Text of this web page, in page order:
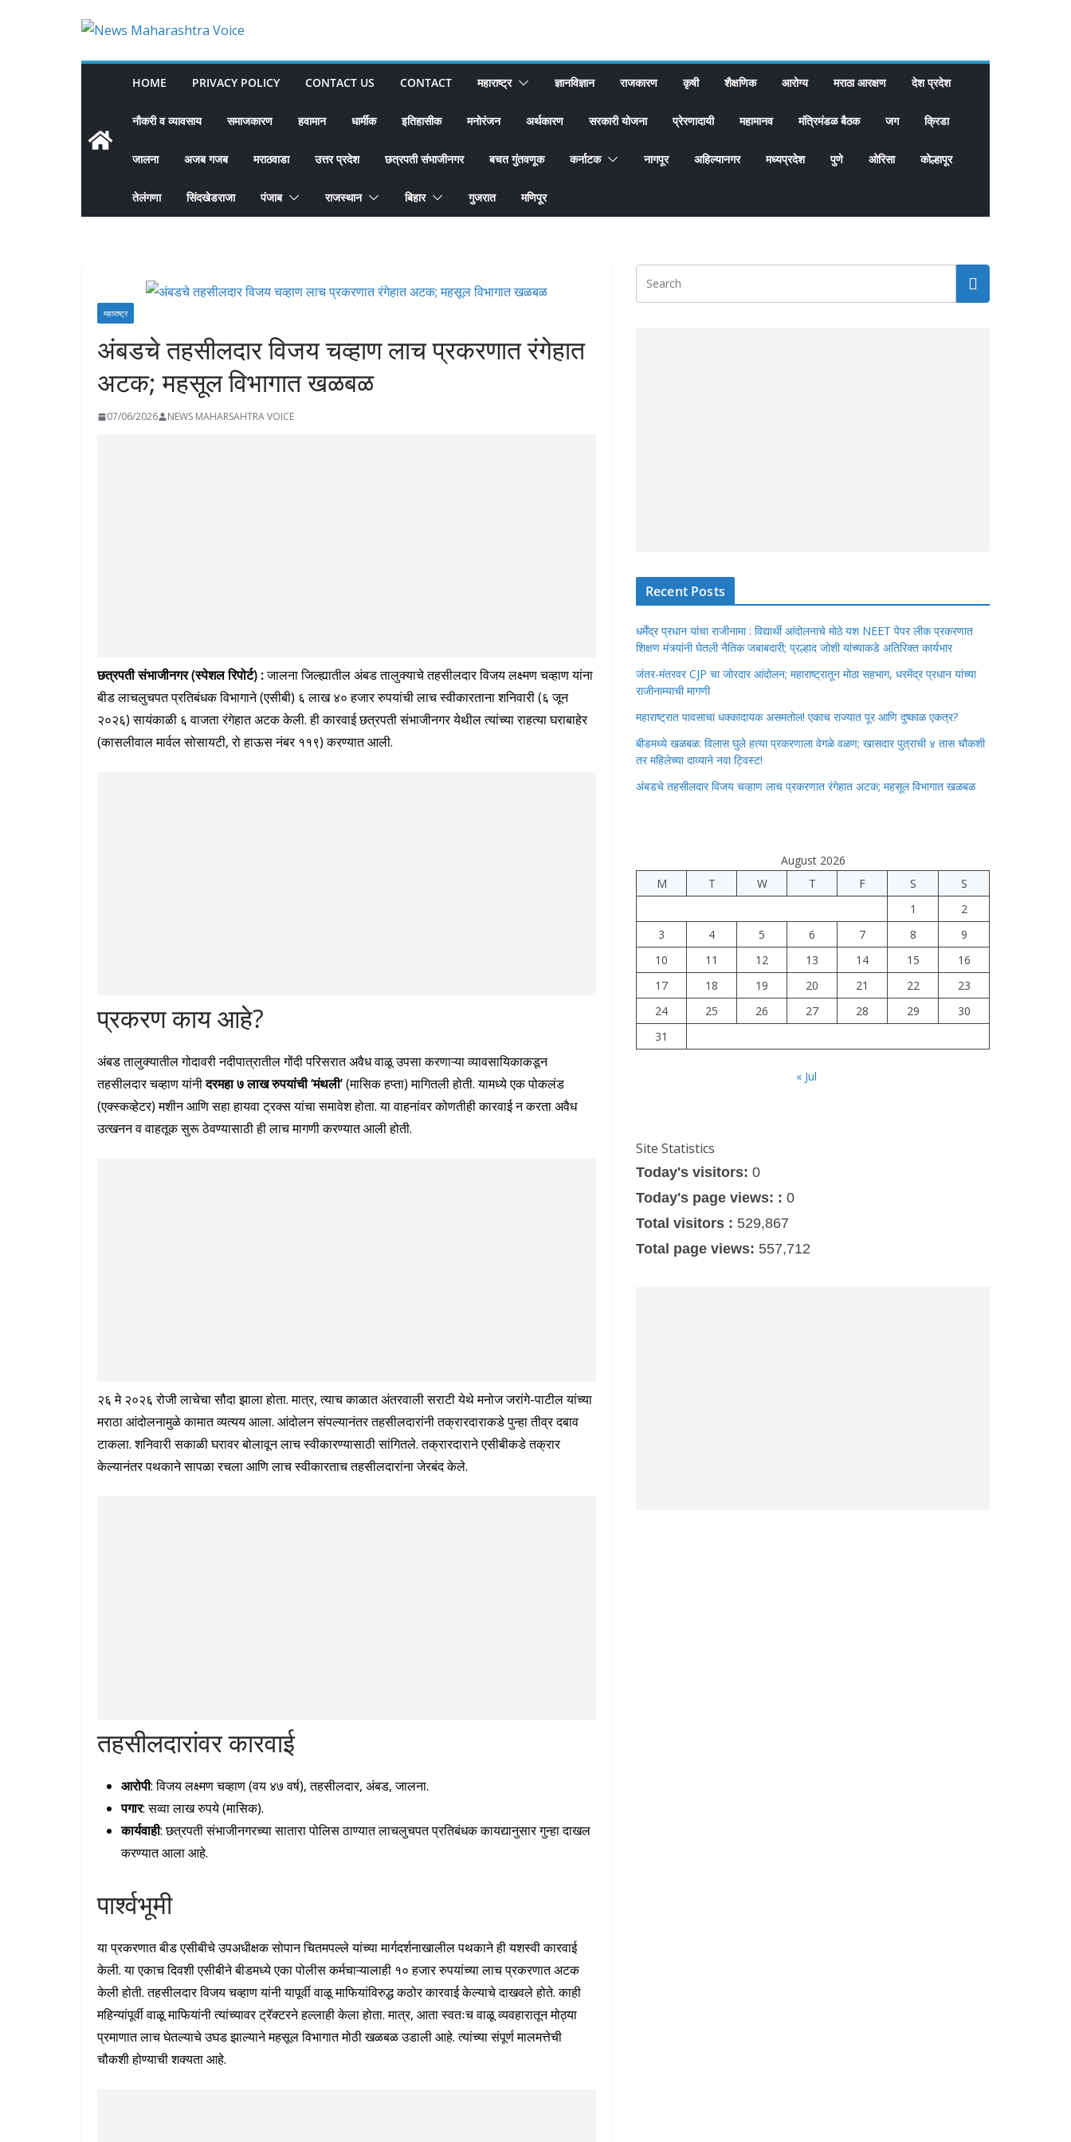
HOME PRIVACY POLICY CONTACT US CONTACT महाराष्ट्र ज्ञानविज्ञान राजकारण कृषी शैक्षणिक आरोग्य मराठा आरक्षण देश प्रदेश
नौकरी व व्यावसाय समाजकारण हवामान धार्मीक इतिहासीक मनोरंजन अर्थकारण सरकारी योजना प्रेरणादायी महामानव मंत्रिमंडळ बैठक जग क्रिडा
जालना अजब गजब मराठवाडा उत्तर प्रदेश छत्रपती संभाजीनगर बचत गुंतवणूक कर्नाटक नागपूर अहिल्यानगर मध्यप्रदेश पुणे ओरिसा कोल्हापूर
तेलंगणा सिंदखेडराजा पंजाब राजस्थान बिहार गुजरात मणिपूर
महाराष्ट्र
अंबडचे तहसीलदार विजय चव्हाण लाच प्रकरणात रंगेहात
अटक; महसूल विभागात खळबळ
07/06/2026 NEWS MAHARSAHTRA VOICE
छत्रपती संभाजीनगर (स्पेशल रिपोर्ट) :जालना जिल्ह्यातील अंबड तालुक्याचे तहसीलदार विजय लक्ष्मण चव्हाण यांना
बीड लाचलुचपत प्रतिबंधक विभागाने (एसीबी) ६ लाख ४० हजार रुपयांची लाच स्वीकारताना शनिवारी (६ जून
२०२६) सायंकाळी ६ वाजता रंगेहात अटक केली. ही कारवाई छत्रपती संभाजीनगर येथील त्यांच्या राहत्या घराबाहेर
(कासलीवाल मार्वल सोसायटी, रो हाऊस नंबर ११९) करण्यात आली.
प्रकरण काय आहे?
अंबड तालुक्यातील गोदावरी नदीपात्रातील गोंदी परिसरात अवैध वाळू उपसा करणाऱ्या व्यावसायिकाकडून
तहसीलदार चव्हाण यांनीदरमहा ७ लाख रुपयांची ‘मंथली’(मासिक हप्ता) मागितली होती. यामध्ये एक पोकलंड
(एक्स्कव्हेटर) मशीन आणि सहा हायवा ट्रक्स यांचा समावेश होता. या वाहनांवर कोणतीही कारवाई न करता अवैध
उत्खनन व वाहतूक सुरू ठेवण्यासाठी ही लाच मागणी करण्यात आली होती.
२६ मे २०२६ रोजी लाचेचा सौदा झाला होता. मात्र, त्याच काळात अंतरवाली सराटी येथे मनोज जरांगे-पाटील यांच्या
मराठा आंदोलनामुळे कामात व्यत्यय आला. आंदोलन संपल्यानंतर तहसीलदारांनी तक्रारदाराकडे पुन्हा तीव्र दबाव
टाकला. शनिवारी सकाळी घरावर बोलावून लाच स्वीकारण्यासाठी सांगितले. तक्रारदाराने एसीबीकडे तक्रार
केल्यानंतर पथकाने सापळा रचला आणि लाच स्वीकारताच तहसीलदारांना जेरबंद केले.
तहसीलदारांवर कारवाई
आरोपी: विजय लक्ष्मण चव्हाण (वय ४७ वर्ष), तहसीलदार, अंबड, जालना.
पगार: सव्वा लाख रुपये (मासिक).
कार्यवाही: छत्रपती संभाजीनगरच्या सातारा पोलिस ठाण्यात लाचलुचपत प्रतिबंधक कायद्यानुसार गुन्हा दाखल
करण्यात आला आहे.
पार्श्वभूमी
या प्रकरणात बीड एसीबीचे उपअधीक्षक सोपान चितमपल्ले यांच्या मार्गदर्शनाखालील पथकाने ही यशस्वी कारवाई
केली. या एकाच दिवशी एसीबीने बीडमध्ये एका पोलीस कर्मचाऱ्यालाही १० हजार रुपयांच्या लाच प्रकरणात अटक
केली होती. तहसीलदार विजय चव्हाण यांनी यापूर्वी वाळू माफियांविरुद्ध कठोर कारवाई केल्याचे दाखवले होते. काही
महिन्यांपूर्वी वाळू माफियांनी त्यांच्यावर ट्रॅक्टरने हल्लाही केला होता. मात्र, आता स्वतःच वाळू व्यवहारातून मोठ्या
प्रमाणात लाच घेतल्याचे उघड झाल्याने महसूल विभागात मोठी खळबळ उडाली आहे. त्यांच्या संपूर्ण मालमत्तेची
चौकशी होण्याची शक्यता आहे.
Recent Posts
धर्मेंद्र प्रधान यांचा राजीनामा : विद्यार्थी आंदोलनाचे मोठे यश NEET पेपर लीक प्रकरणात
शिक्षण मंत्र्यांनी घेतली नैतिक जबाबदारी; प्रल्हाद जोशी यांच्याकडे अतिरिक्त कार्यभार
जंतर-मंतरवर CJP चा जोरदार आंदोलन; महाराष्ट्रातून मोठा सहभाग, धरमेंद्र प्रधान यांच्या
राजीनाम्याची मागणी
महाराष्ट्रात पावसाचा धक्कादायक असमतोल! एकाच राज्यात पूर आणि दुष्काळ एकत्र?
बीडमध्ये खळबळ: विलास घुले हत्या प्रकरणाला वेगळे वळण; खासदार पुत्राची ४ तास चौकशी
तर महिलेच्या दाव्याने नवा ट्विस्ट!
अंबडचे तहसीलदार विजय चव्हाण लाच प्रकरणात रंगेहात अटक; महसूल विभागात खळबळ
August 2026
M
T W T F S
S
1
2
3
4 5 6 7 8
9
10
11 12 13 14 15
16
17
18 19 20 21 22
23
24
25 26 27 28 29
30
31
« Jul
Site Statistics
Today's visitors: 0
Today's page views: : 0
Total visitors : 529,867
Total page views: 557,712